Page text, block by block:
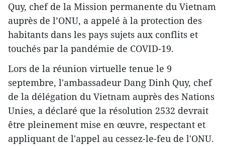
Quy, chef de la Mission permanente du Vietnam
auprès de l’ONU, a appelé à la protection des
habitants dans les pays sujets aux conflits et
touchés par la pandémie de COVID-19.
Lors de la réunion virtuelle tenue le 9
septembre, l'ambassadeur Dang Dinh Quy, chef
de la délégation du Vietnam auprès des Nations
Unies, a déclaré que la résolution 2532 devrait
être pleinement mise en œuvre, respectant et
appliquant de l'appel au cessez-le-feu de l'ONU.